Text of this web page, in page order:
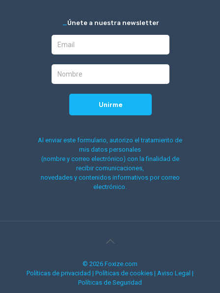
_Únete a nuestra newsletter
Al enviar este formulario, autorizo el tratamiento de
mis datos personales
(nombre y correo electrónico) con la finalidad de
recibir comunicaciones,
novedades y contenidos informativos por correo
electrónico.
© 2026 Foxize.com
Políticas de privacidad | Políticas de cookies | Aviso Legal |
Políticas de Seguridad